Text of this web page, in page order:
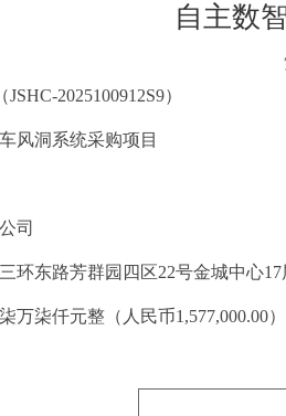
自主数
JSHC-2025100912S9）
风洞系统采购项目
司
环东路芳群园四区22号金城中心17
万柒仟元整（ 人民币1,577,000.00）